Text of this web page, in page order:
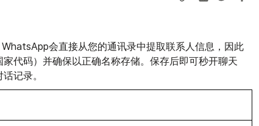
会直接从您的通讯录中提取联系人信息，因此
代码）并确保以正确名称存储。保存后即可秒开聊天
记录。